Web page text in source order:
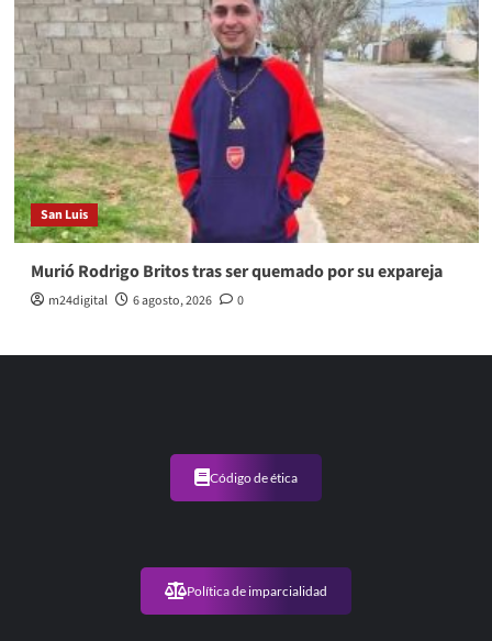
San Luis
Murió Rodrigo Britos tras ser quemado por su expareja
m24digital 6 agosto, 2026 0
Código de ética
Política de imparcialidad